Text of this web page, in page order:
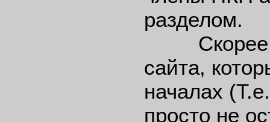
разделом.
Скорее
сайта,
началах
просто не